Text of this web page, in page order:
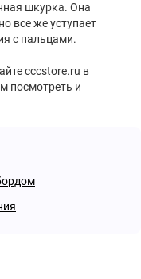
шкурка. Она
все же уступает
с пальцами.
cccstore.ru в
посмотреть и